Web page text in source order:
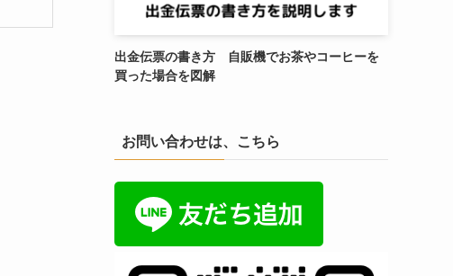
出金伝票の書き方 自販機でお茶やコーヒーを
買った場合を図解
お問い合わせは、こちら